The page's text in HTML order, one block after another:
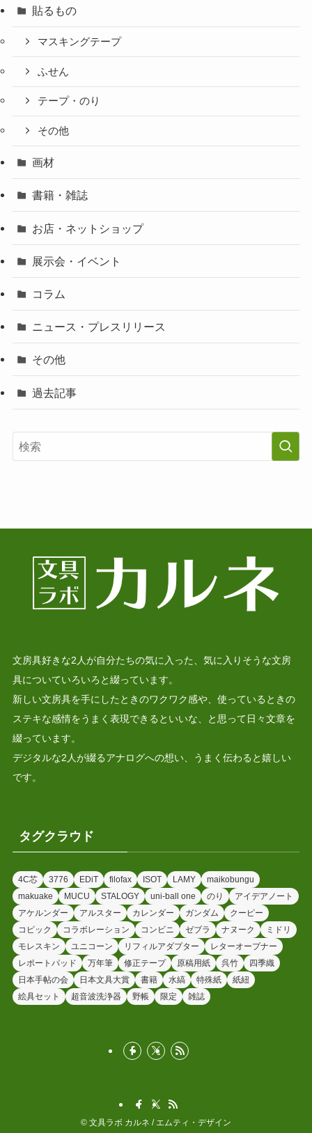
貼るもの
マスキングテープ
ふせん
テープ・のり
その他
画材
書籍・雑誌
お店・ネットショップ
展示会・イベント
コラム
ニュース・プレスリリース
その他
過去記事
文房具好きな2人が自分たちの気に入った、気に入りそうな文房
具についていろいろと綴っています。
新しい文房具を手にしたときのワクワク感や、使っているときの
ステキな感情をうまく表現できるといいな、と思って日々文章を
綴っています。
デジタルな2人が綴るアナログへの想い、うまく伝わると嬉しい
です。
タグクラウド
4C芯 3776 EDiT filofax ISOT LAMY
maikobungu
makuake
MUCU STALOGY uni-ball one のり
アイデアノート
アケルンダー
アルスター カレンダー ガンダム
クーピー
コピック
コラボレーション コンビニ ゼブラ ナヌーク
ミドリ
モレスキン
ユニコーン リフィルアダプター
レターオープナー
レポートパッド
万年筆 修正テープ 原稿用紙 呉竹
四季織
日本手帖の会
日本文具大賞 書籍 水縞 特殊紙
紙紐
絵具セット
超音波洗浄器 野帳 限定 雑誌
© 文具ラボ カルネ / エムティ・デザイン